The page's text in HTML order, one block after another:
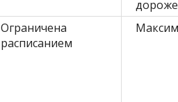
дороже
Ограничена
расписанием